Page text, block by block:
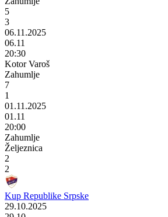
5
3
06.11.2025
06.11
20:30
Kotor Varoš
Zahumlje
7
1
01.11.2025
01.11
20:00
Zahumlje
Željeznica
2
2
Kup Republike Srpske
29.10.2025